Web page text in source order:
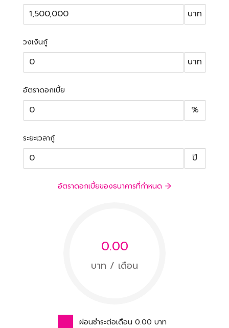
บาท
วงเงินกู้
บาท
อัตราดอกเบี้ย
%
ระยะเวลากู้
ปี
อัตราดอกเบี้ยของธนาคารที่กำหนด
0.00
บาท / เดือน
ผ่อนชำระต่อเดือน 0.00 บาท